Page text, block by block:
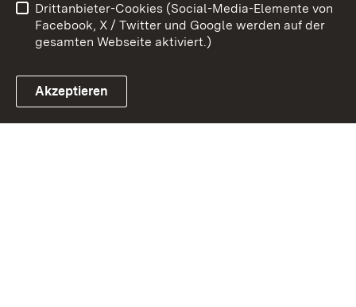
Link zum Landesportal
Impressum Cookies
Drittanbieter-Cookies (Social-Media-Elemente von
Facebook, X / Twitter und Google werden auf der
gesamten Webseite aktiviert.)
Akzeptieren